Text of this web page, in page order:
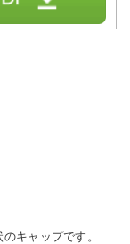
キャップです。